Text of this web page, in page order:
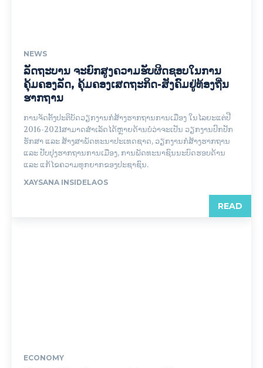
NEWS
ລັດຖະບານ ຈະຍົກສູງຄວາມຮັບຜິດຊອບໃນການ
ຄຸ້ມຄອງລັດ, ຄຸ້ມຄອງເສດຖະກິດ-ສັງຄົົມຢູ່ທ້ອງຖີ່ນ
ຮາກຖານ
ການຈັດຕັ້ງປະຕິບັດວຽກງານກໍ່ສ້າງຮາກຖານການເມືອງ ໃນໄລຍະແຕ່ປີ
2016-2021ສາມາດສຳເລັດໄດ້ຫຼາຍດ້ານບໍ່ວ່າຈະເປັນ ວຽກງານປົກປັກ
ຮັກສາ ແລະ ສ້າງສາພັດທະນາປະເທດຊາດ, ວຽກງານກໍ່ສ້າງຮາກຖານ
ແລະ ປັບປຸງຮາກຖານການເມືອງ, ການພັດທະນາຊົນນະບົດຮອບດ້ານ
ແລະ ແກ້ໄຂຄວາມທຸກຍາກຂອງປະຊາຊົນ.
XAYSANA INSIDELAOS
READ
ECONOMY